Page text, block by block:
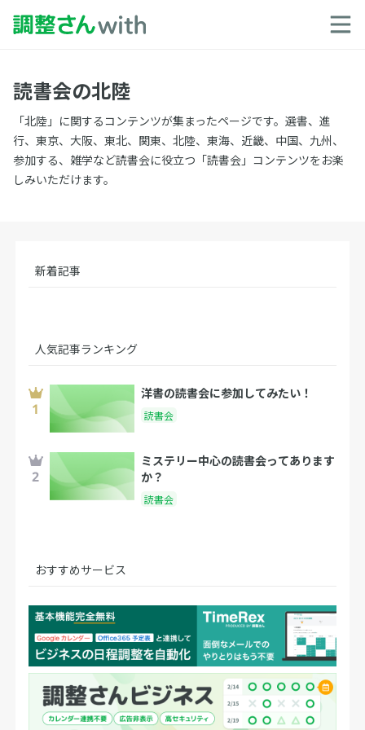
読書会の北陸
「北陸」に関するコンテンツが集まったページです。選書、進
行、東京、大阪、東北、関東、北陸、東海、近畿、中国、九州、
参加する、雑学など読書会に役立つ「読書会」コンテンツをお楽
しみいただけます。
新着記事
人気記事ランキング
洋書の読書会に参加してみたい！
読書会
ミステリー中心の読書会ってあります
か？
読書会
おすすめサービス